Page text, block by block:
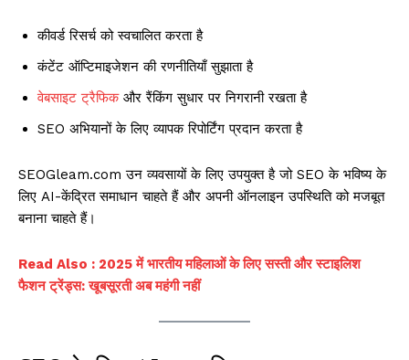
कीवर्ड रिसर्च को स्वचालित करता है
कंटेंट ऑप्टिमाइजेशन की रणनीतियाँ सुझाता है
वेबसाइट ट्रैफिकऔर रैंकिंग सुधार पर निगरानी रखता है
SEO अभियानों के लिए व्यापक रिपोर्टिंग प्रदान करता है
SEOGleam.com उन व्यवसायों के लिए उपयुक्त है जो SEO के भविष्य के
लिए AI-केंद्रित समाधान चाहते हैं और अपनी ऑनलाइन उपस्थिति को मजबूत
बनाना चाहते हैं।
Read Also : 2025 में भारतीय महिलाओं के लिए सस्ती और स्टाइलिश
फैशन ट्रेंड्स: खूबसूरती अब महंगी नहीं